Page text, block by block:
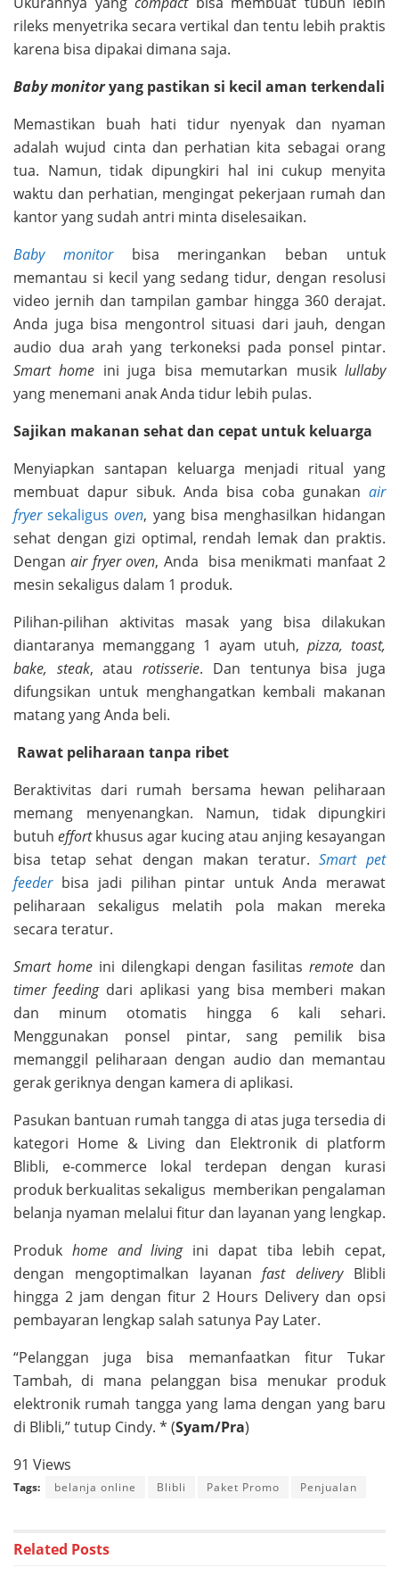
rileks menyetrika secara vertikal dan tentu lebih praktis
karena bisa dipakai dimana saja.
Baby monitoryang pastikan si kecil aman terkendali
Memastikan buah hati tidur nyenyak dan nyaman
adalah wujud cinta dan perhatian kita sebagai orang
tua. Namun, tidak dipungkiri hal ini cukup menyita
waktu dan perhatian, mengingat pekerjaan rumah dan
kantor yang sudah antri minta diselesaikan.
Baby monitorbisa meringankan beban untuk
memantau si kecil yang sedang tidur, dengan resolusi
video jernih dan tampilan gambar hingga 360 derajat.
Anda juga bisa mengontrol situasi dari jauh, dengan
audio dua arah yang terkoneksi pada ponsel pintar.
Smart home ini juga bisa memutarkan musiklullaby
yang menemani anak Anda tidur lebih pulas.
Sajikan makanan sehat dan cepat untuk keluarga
Menyiapkan santapan keluarga menjadi ritual yang
membuat dapur sibuk. Anda bisa coba gunakan air
fryersekaligusoven, yang bisa menghasilkan hidangan
sehat dengan gizi optimal, rendah lemak dan praktis.
Denganair fryer oven, Anda bisa menikmati manfaat 2
mesin sekaligus dalam 1 produk.
Pilihan-pilihan aktivitas masak yang bisa dilakukan
diantaranya memanggang 1 ayam utuh, pizza, toast,
bake, steak, ataurotisserie. Dan tentunya bisa juga
difungsikan untuk menghangatkan kembali makanan
matang yang Anda beli.
Rawat peliharaan tanpa ribet
Beraktivitas dari rumah bersama hewan peliharaan
memang menyenangkan. Namun, tidak dipungkiri
butuh effortkhusus agar kucing atau anjing kesayangan
bisa tetap sehat dengan makan teratur.Smart pet
feederbisa jadi pilihan pintar untuk Anda merawat
peliharaan sekaligus melatih pola makan mereka
secara teratur.
Smart home ini dilengkapi dengan fasilitasremote dan
timer feeding dari aplikasi yang bisa memberi makan
dan minum otomatis hingga 6 kali sehari.
Menggunakan ponsel pintar, sang pemilik bisa
memanggil peliharaan dengan audio dan memantau
gerak geriknya dengan kamera di aplikasi.
Pasukan bantuan rumah tangga di atas juga tersedia di
kategori Home & Living dan Elektronik di platform
Blibli, e-commerce lokal terdepan dengan kurasi
produk berkualitas sekaligus memberikan pengalaman
belanja nyaman melalui fitur dan layanan yang lengkap.
Produk home and living ini dapat tiba lebih cepat,
dengan mengoptimalkan layananfast delivery Blibli
hingga 2 jam dengan fitur 2 Hours Delivery dan opsi
pembayaran lengkap salah satunya Pay Later.
“Pelanggan juga bisa memanfaatkan fitur Tukar
Tambah, di mana pelanggan bisa menukar produk
elektronik rumah tangga yang lama dengan yang baru
di Blibli,” tutup Cindy. * (Syam/Pra)
91 Views
Tags: belanja online Blibli Paket Promo Penjualan
Related Posts